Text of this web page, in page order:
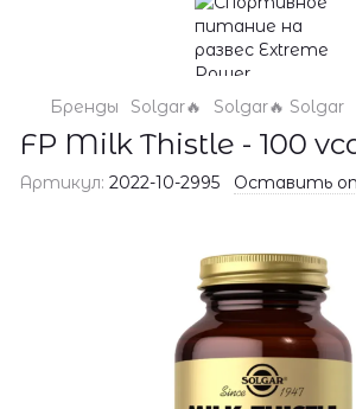
Бренды Solgar🔥 Solgar🔥 Solgar
FP Milk Thistle - 100
Артикул: 2022-10-2995 Оставить